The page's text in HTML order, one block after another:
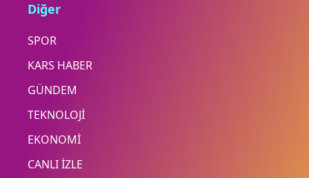
Diğer
SPOR
KARS HABER
GÜNDEM
TEKNOLOJİ
EKONOMİ
CANLI İZLE